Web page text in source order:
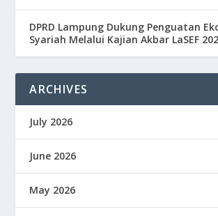
DPRD Lampung Dukung Penguatan
Syariah Melalui Kajian Akbar LaSEF
ARCHIVES
July 2026
June 2026
May 2026